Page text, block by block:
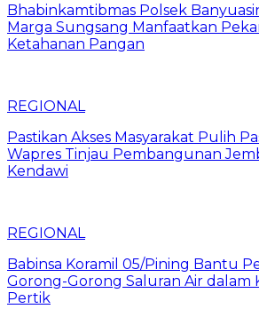
Bhabinkamtibmas Polsek
Marga Sungsang Manfaatkan
Ketahanan Pangan
REGIONAL
Pastikan Akses Masyarakat Pulih
Wapres Tinjau Pembangunan
Kendawi
REGIONAL
Babinsa Koramil 05/Pining Bantu
Gorong-Gorong Saluran Air dalam
Pertik